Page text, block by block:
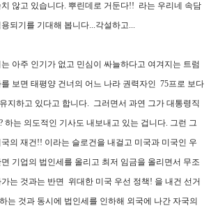
않고 있습니다. 뿌린데로 거둔다!! 라는 우리네 속담
되기를 기대해 봅니다...각설하고...
아주 인기가 없고 민심이 싸늘하다고 여겨지는 트럼
보면 태평양 건너의 어느 나라 권력자인 75프로 보다
지하고 있다고 합니다. 그러면서 과연 그가 대통령직
하는 의도적인 기사도 내보내고 있는 겁니다. 그런 그
의 재건!! 이라는 슬로건을 내걸고 미국과 미국인 우
기업의 법인세를 올리고 최저 임금을 올리면서 무조
는 것과는 반면 위대한 미국 우선 정책! 을 내건 선거
는 것과 동시에 법인세를 인하해 외국에 나간 자국의